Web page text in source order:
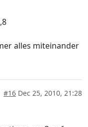
alles miteinander
#16 Dec 25, 2010, 21:28